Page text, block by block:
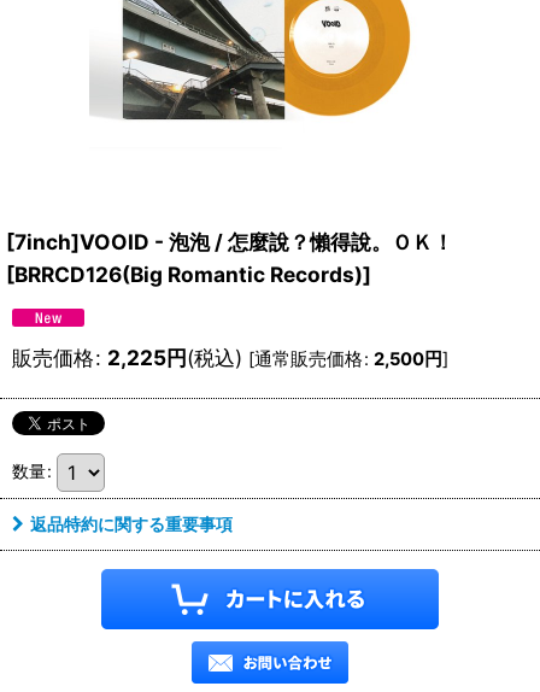
[7inch]VOOID - 泡泡 / 怎麼說？懶得說。ＯＫ！
[BRRCD126(Big Romantic Records)]
販売価格: 2,225円(税込) [通常販売価格: 2,500円]
数量:
返品特約に関する重要事項